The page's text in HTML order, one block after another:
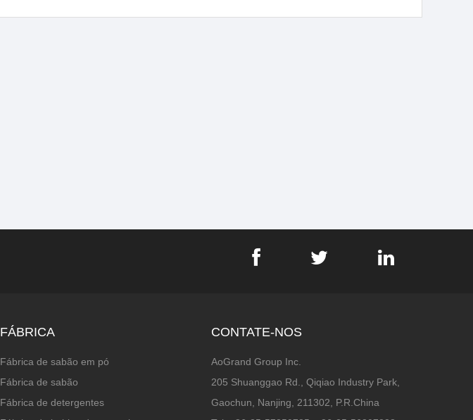
FÁBRICA
Fábrica de sabão em pó
Fábrica de sabão
Fábrica de detergentes
CONTATE-NOS
AoGrand Group Inc.
205 Shuanggao Rd., Qiqiao Industry Park,
Gaochun, Nanjing, 211302, P.R.China